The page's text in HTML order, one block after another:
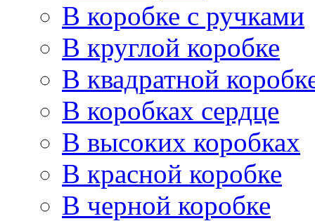
В коробке с ручками
В круглой коробке
В квадратной
В коробках сердце
В высоких коробках
В красной коробке
В черной коробке